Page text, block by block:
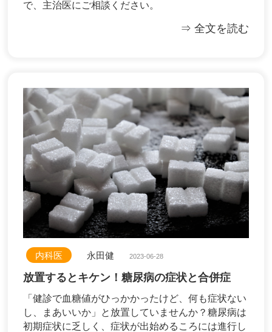
で、主治医にご相談ください。
⇒ 全文を読む
内科医 永田健 2023-06-28
放置するとキケン！糖尿病の症状と合併症
「健診で血糖値がひっかかったけど、何も症状ない
し、まあいいか」と放置していませんか？糖尿病は
初期症状に乏しく、症状が出始めるころには進行し